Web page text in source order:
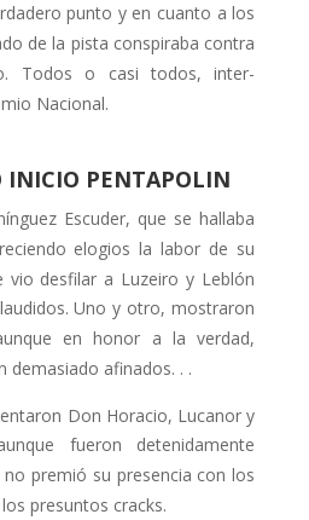
punto y en cuanto a los
de la pista conspiraba contra
Todos o casi todos, inter­
Nacional.
INICIO PENTAPOLIN
Escuder, que se hallaba
elogios la labor de su
vio desfilar a Luzeiro y Leblón
Uno y otro, mostraron
en honor a la verdad,
demasiado afi­nados. . .
Don Ho­racio, Lucanor y
fueron detenidamente
premió su presencia con los
presuntos cracks.